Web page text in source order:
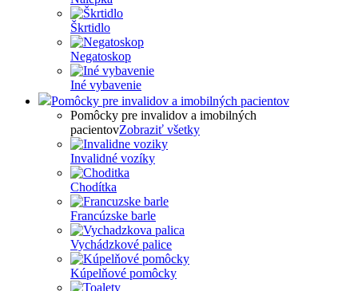
Škrtidlo
Negatoskop
Iné vybavenie
Pomôcky pre invalidov a imobilných pacientov
Pomôcky pre invalidov a imobilných
pacientovZobraziť všetky
Invalidné vozíky
Chodítka
Francúzske barle
Vychádzkové palice
Kúpelňové pomôcky